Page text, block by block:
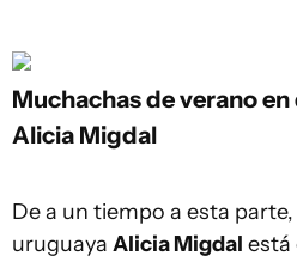
Muchachas de verano
Alicia Migdal
De a un tiempo a esta
uruguaya Alicia Migdal está